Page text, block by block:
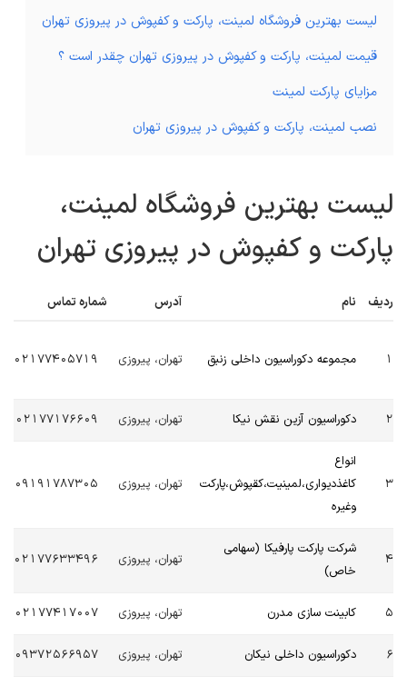
لیست بهترین فروشگاه لمینت، پارکت و کفپوش در پیروزی تهران
قیمت لمینت، پارکت و کفپوش در پیروزی تهران چقدر است ؟
مزایای پاركت لمينت
نصب لمینت، پارکت و کفپوش در پیروزی تهران
لیست بهترین فروشگاه لمینت،
پارکت و کفپوش در پیروزی تهران
ردیف نام آدرس شماره تماس
1 مجموعه دکوراسیون داخلی زنبق تهران، پیروزی 02177405719
2 دکوراسیون آزین نقش نیکا تهران، پیروزی 02177176609
3
انواع
کاغذدیواری،لمینیت،کقپوش،پارکت
وغیره
تهران، پیروزی 09191787305
4
شرکت پارکت پارفیکا (سهامی
خاص)
تهران، پیروزی 02177633496
5 کابینت سازی مدرن تهران، پیروزی 02177417007
6 دکوراسیون داخلی نیکان تهران، پیروزی 09372566957